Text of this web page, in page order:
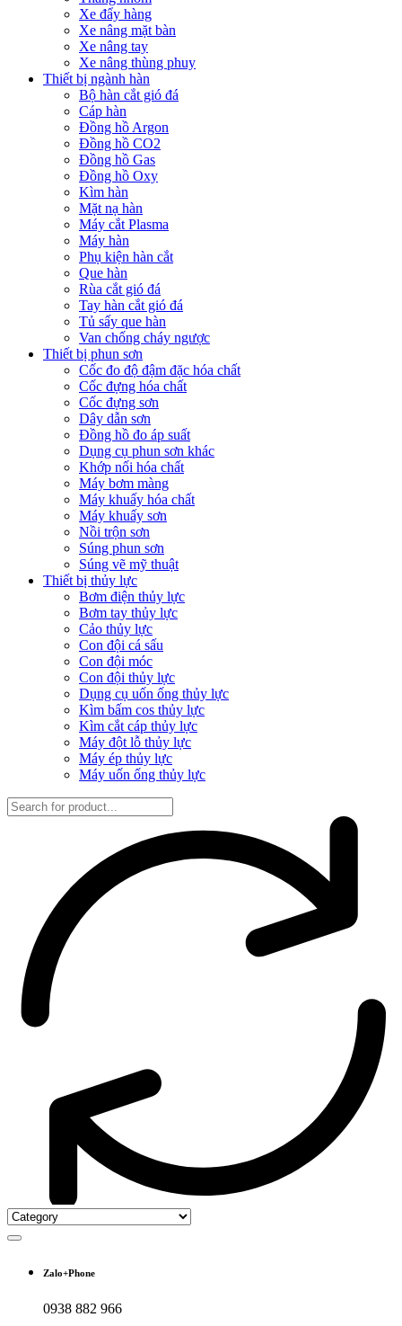
Xe đẩy hàng
Xe nâng mặt bàn
Xe nâng tay
Xe nâng thùng phuy
Thiết bị ngành hàn
Bộ hàn cắt gió đá
Cáp hàn
Đồng hồ Argon
Đồng hồ CO2
Đồng hồ Gas
Đồng hồ Oxy
Kìm hàn
Mặt nạ hàn
Máy cắt Plasma
Máy hàn
Phụ kiện hàn cắt
Que hàn
Rùa cắt gió đá
Tay hàn cắt gió đá
Tủ sấy que hàn
Van chống cháy ngược
Thiết bị phun sơn
Cốc đo độ đậm đặc hóa chất
Cốc đựng hóa chất
Cốc đựng sơn
Dây dẫn sơn
Đồng hồ đo áp suất
Dụng cụ phun sơn khác
Khớp nối hóa chất
Máy bơm màng
Máy khuấy hóa chất
Máy khuấy sơn
Nồi trộn sơn
Súng phun sơn
Súng vẽ mỹ thuật
Thiết bị thủy lực
Bơm điện thủy lực
Bơm tay thủy lực
Cảo thủy lực
Con đội cá sấu
Con đội móc
Con đội thủy lực
Dụng cụ uốn ống thủy lực
Kìm bấm cos thủy lực
Kìm cắt cáp thủy lực
Máy đột lỗ thủy lực
Máy ép thủy lực
Máy uốn ống thủy lực
Zalo+Phone
0938 882 966